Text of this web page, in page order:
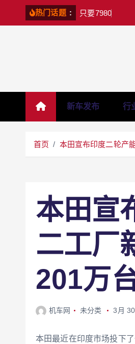
热门话题 : 只要7980
新车发布 行
首页 本田宣布印度二轮产
本田宣
二工厂
201万
机车网 未分类 3月
本田最近在印度市场投下了